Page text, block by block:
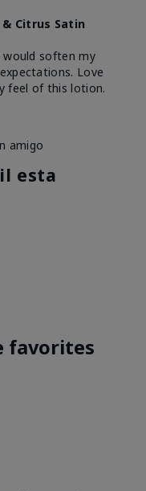
Citrus Satin
soften my
Love
feel of this lotion.
amigo
esta
favorites